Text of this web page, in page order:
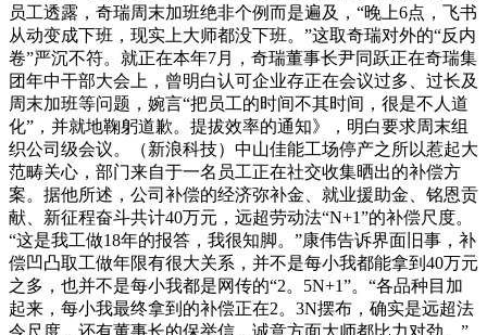
员工透露，奇瑞周末加班绝非个例而是遍及，“晚上6点，飞书
从动变成下班，现实上大师都没下班。”这取奇瑞对外的“反内
卷”严沉不符。就正在本年7月，奇瑞董事长尹同跃正在奇瑞集
团年中干部大会上，曾明白认可企业存正在会议过多、过长及
周末加班等问题，婉言“把员工的时间不其时间，很是不人道
化”，并就地鞠躬道歉。提拔效率的通知》，明白要求周末组
织公司级会议。（新浪科技）中山佳能工场停产之所以惹起大
范畴关心，部门来自于一名员工正在社交收集晒出的补偿方
案。据他所述，公司补偿的经济弥补金、就业援助金、铭恩贡
献、新征程奋斗共计40万元，远超劳动法“N+1”的补偿尺度。
“这是我工做18年的报答，我很知脚。”康伟告诉界面旧事，补
偿凹凸取工做年限有很大关系，并不是每小我都能拿到40万元
之多，也并不是每小我都是网传的“2。5N+1”。“各品种目加
起来，每小我最终拿到的补偿正在2。3N摆布，确实是远超法
令尺度，还有董事长的保举信，诚意方面大师都比力对劲。”